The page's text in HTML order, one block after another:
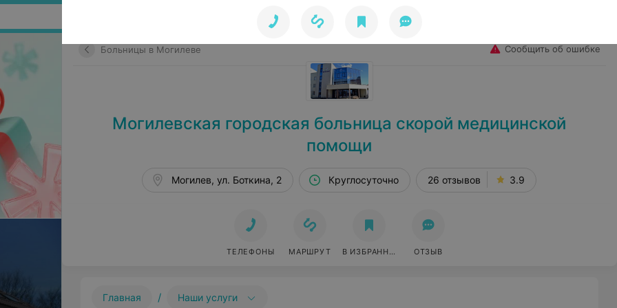
Больницы в Могилеве Сообщить об ошибке
Могилевская городская больница скорой медицинской
помощи
Могилев, ул. Боткина, 2 Круглосуточно 26 отзывов 3.9
ТЕЛЕФОНЫ МАРШРУТ В ИЗБРАННОЕ ОТЗЫВ
Главная / Наши услуги